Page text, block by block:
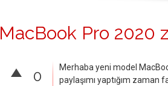
MacBook Pro 2020
0
Merhaba yeni model
paylaşımı yaptığım zaman